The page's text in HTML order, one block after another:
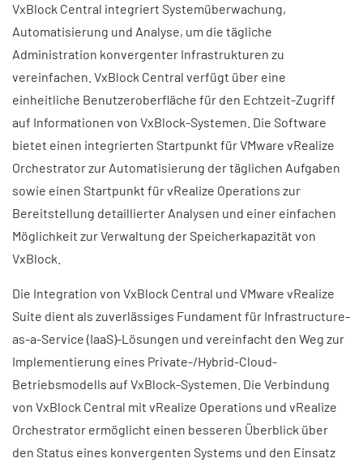
VxBlock Central integriert Systemüberwachung,
Automatisierung und Analyse, um die tägliche
Administration konvergenter Infrastrukturen zu
vereinfachen. VxBlock Central verfügt über eine
einheitliche Benutzeroberfläche für den Echtzeit-Zugriff
auf Informationen von VxBlock-Systemen. Die Software
bietet einen integrierten Startpunkt für VMware vRealize
Orchestrator zur Automatisierung der täglichen Aufgaben
sowie einen Startpunkt für vRealize Operations zur
Bereitstellung detaillierter Analysen und einer einfachen
Möglichkeit zur Verwaltung der Speicherkapazität von
VxBlock.
Die Integration von VxBlock Central und VMware vRealize
Suite dient als zuverlässiges Fundament für Infrastructure-
as-a-Service (IaaS)-Lösungen und vereinfacht den Weg zur
Implementierung eines Private-/Hybrid-Cloud-
Betriebsmodells auf VxBlock-Systemen. Die Verbindung
von VxBlock Central mit vRealize Operations und vRealize
Orchestrator ermöglicht einen besseren Überblick über
den Status eines konvergenten Systems und den Einsatz